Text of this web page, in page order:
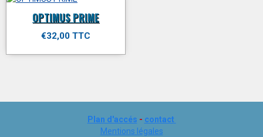
OPTIMUS PRIME
€32,00 TTC
Plan d'accés - contact
Mentions légales